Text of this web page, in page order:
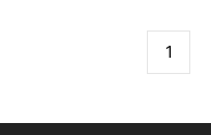
1